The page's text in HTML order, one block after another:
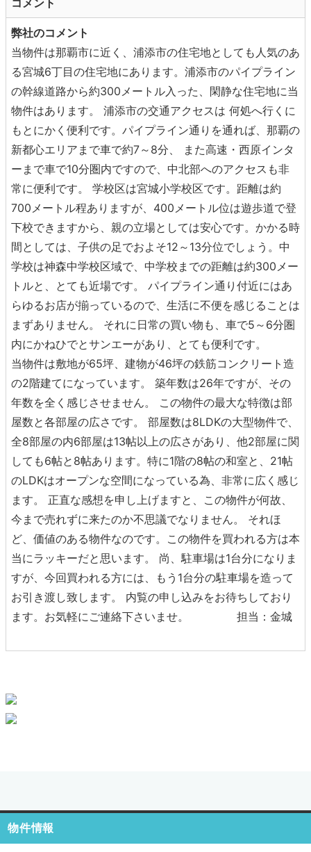
コメント
弊社のコメント
当物件は那覇市に近く、浦添市の住宅地としても人気のあ
る宮城6丁目の住宅地にあります。浦添市のパイプライン
の幹線道路から約300メートル入った、閑静な住宅地に当
物件はあります。 浦添市の交通アクセスは 何処へ行くに
もとにかく便利です。パイプライン通りを通れば、那覇の
新都心エリアまで車で約7～8分、 また高速・西原インタ
ーまで車で10分圏内ですので、中北部へのアクセスも非
常に便利です。 学校区は宮城小学校区です。距離は約
700メートル程ありますが、400メートル位は遊歩道で登
下校できますから、親の立場としては安心です。かかる時
間としては、子供の足でおよそ12～13分位でしょう。中
学校は神森中学校区域で、中学校までの距離は約300メー
トルと、とても近場です。 パイプライン通り付近にはあ
らゆるお店が揃っているので、生活に不便を感じることは
まずありません。 それに日常の買い物も、車で5～6分圏
内にかねひでとサンエーがあり、とても便利です。
当物件は敷地が65坪、建物が46坪の鉄筋コンクリート造
の2階建てになっています。 築年数は26年ですが、その
年数を全く感じさせません。 この物件の最大な特徴は部
屋数と各部屋の広さです。 部屋数は8LDKの大型物件で、
全8部屋の内6部屋は13帖以上の広さがあり、他2部屋に関
しても6帖と8帖あります。特に1階の8帖の和室と、21帖
のLDKはオープンな空間になっている為、非常に広く感じ
ます。 正直な感想を申し上げますと、この物件が何故、
今まで売れずに来たのか不思議でなりません。 それほ
ど、価値のある物件なのです。この物件を買われる方は本
当にラッキーだと思います。 尚、駐車場は1台分になりま
すが、今回買われる方には、もう1台分の駐車場を造って
お引き渡し致します。 内覧の申し込みをお待ちしており
ます。お気軽にご連絡下さいませ。 担当：金城
物件情報